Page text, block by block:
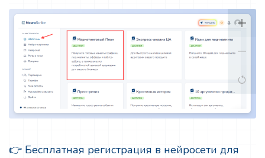
👉 Бесплатная регистрация в нейросети для